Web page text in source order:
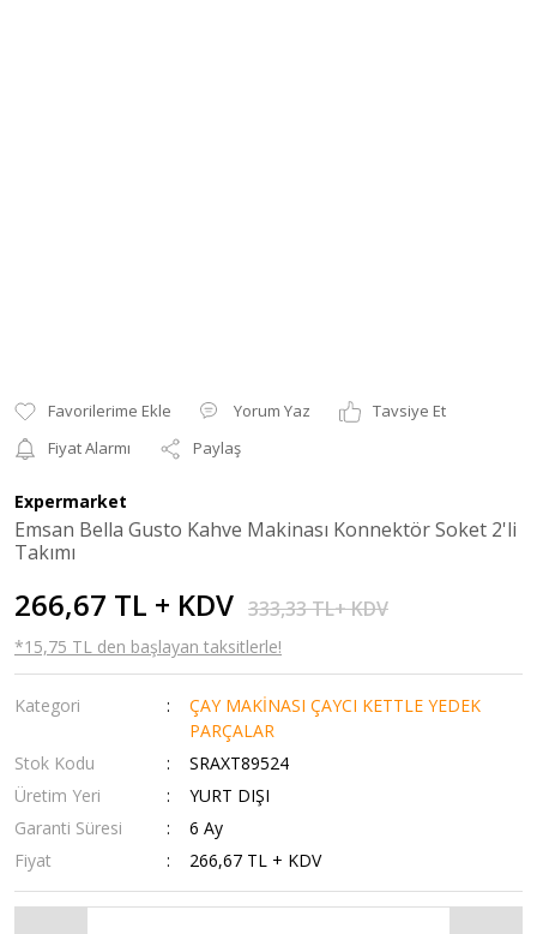
Yorum Yaz
Tavsiye Et
Fiyat Alarmı
Paylaş
Expermarket
Emsan Bella Gusto Kahve Makinası Konnektör Soket 2'li
Takımı
266,67 TL + KDV 333,33 TL+ KDV
*15,75 TL den başlayan taksitlerle!
Kategori
ÇAY MAKİNASI ÇAYCI KETTLE YEDEK
PARÇALAR
Stok Kodu
SRAXT89524
Üretim Yeri
YURT DIŞI
Garanti Süresi
6 Ay
Fiyat
266,67 TL + KDV